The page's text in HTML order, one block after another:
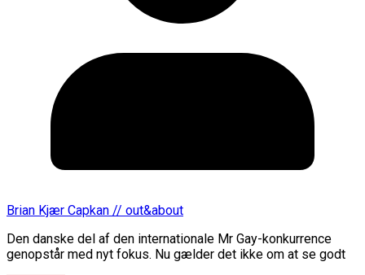
Brian Kjær Capkan // out&about
Den danske del af den internationale Mr Gay-konkurrence
genopstår med nyt fokus. Nu gælder det ikke om at se godt